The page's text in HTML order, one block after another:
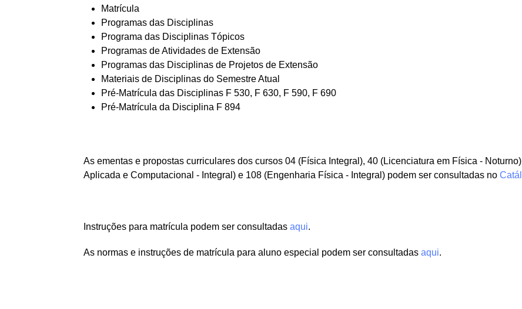
Matrícula
Programas das Disciplinas
Programa das Disciplinas Tópicos
Programas de Atividades de Extensão
Programas das Disciplinas de Projetos de Extensão
Materiais de Disciplinas do Semestre Atual
Pré-Matrícula das Disciplinas F 530, F 630, F 590, F 690
Pré-Matrícula da Disciplina F 894
As ementas e propostas curriculares dos cursos 04 (Física Integral), 40 (Licenciatura em Física -
Aplicada e Computacional - Integral) e 108 (Engenharia Física - Integral) podem ser consultadas no
Instruções para matrícula podem ser consultadas aqui.
As normas e instruções de matrícula para aluno especial podem ser consultadas aqui.